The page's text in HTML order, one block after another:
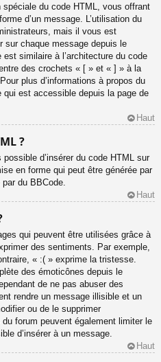
spéciale du code HTML, vous offrant
d’un message. L’utilisation du
mais il vous est
sur chaque message depuis le
similaire à l’architecture du code
des crochets « [ » et « ] » à la
plus d’informations à propos du
est accessible depuis la page de
Haut
?
d’insérer du code HTML sur
en forme qui peut être générée par
du BBCode.
Haut
qui peuvent être utilisées grâce à
des sentiments. Par exemple,
« :( » exprime la tristesse.
des émoticônes depuis le
de ne pas abuser des
rendre un message illisible et un
ou de le supprimer
forum peuvent également limiter le
d’insérer à un message.
Haut